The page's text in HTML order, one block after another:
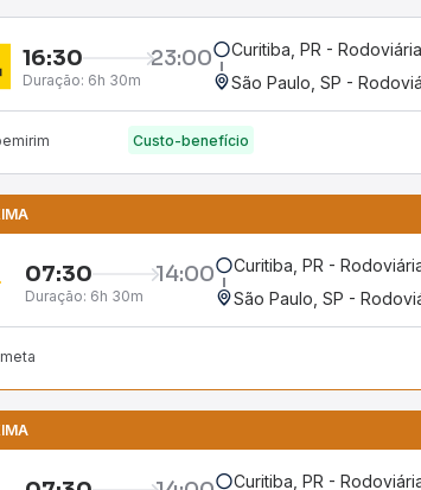
16:30 23:00
Duração: 6h 30m
Curitiba, PR - Rodoviária
São Paulo, SP -
Custo-benefício
07:30 14:00
Duração: 6h 30m
Curitiba, PR -
São Paulo, SP -
Curitiba, PR -